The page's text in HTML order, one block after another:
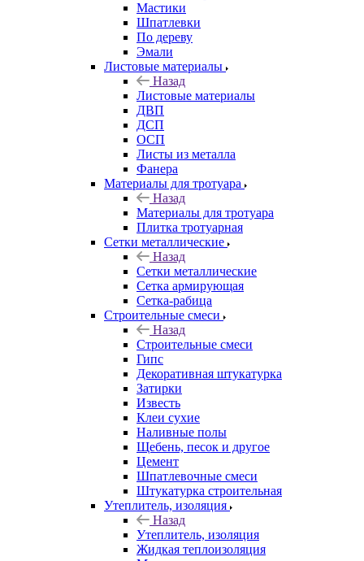
Мастики
Шпатлевки
По дереву
Эмали
Листовые материалы
Назад
Листовые материалы
ДВП
ДСП
ОСП
Листы из металла
Фанера
Материалы для тротуара
Назад
Материалы для тротуара
Плитка тротуарная
Сетки металлические
Назад
Сетки металлические
Сетка армирующая
Сетка-рабица
Строительные смеси
Назад
Строительные смеси
Гипс
Декоративная штукатурка
Затирки
Известь
Клеи сухие
Наливные полы
Щебень, песок и другое
Цемент
Шпатлевочные смеси
Штукатурка строительная
Утеплитель, изоляция
Назад
Утеплитель, изоляция
Жидкая теплоизоляция